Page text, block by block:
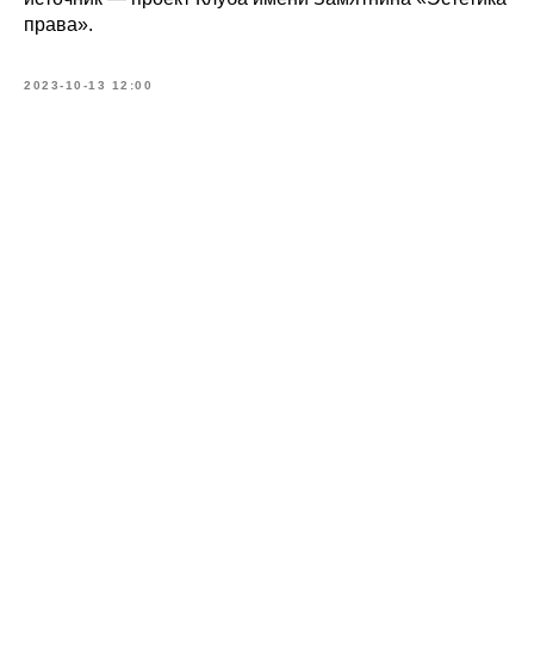
права».
2023-10-13 12:00